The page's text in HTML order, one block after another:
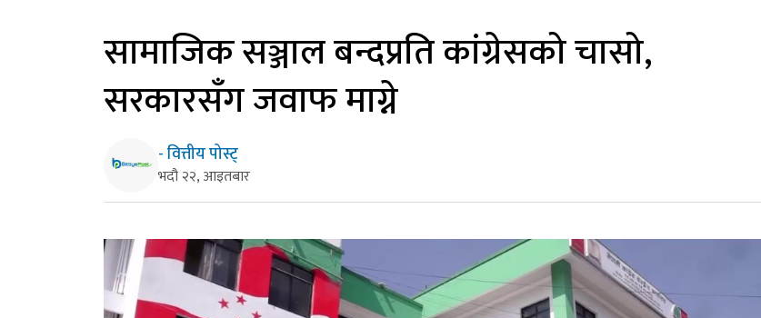
सामाजिक सञ्जाल बन्दप्रति कांग्रेसको चासो,
सरकारसँग जवाफ माग्ने
- वित्तीय पोस्ट्
भदौ २२, आइतबार